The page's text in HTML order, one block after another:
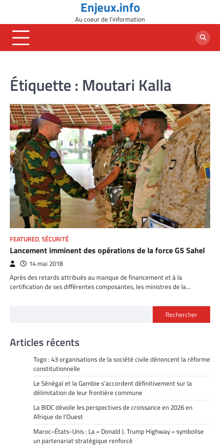
content
Enjeux.info
Au coeur de l'information
Étiquette : Moutari Kalla
FEATURED, SÉCURITÉ
Lancement imminent des opérations de la force G5 Sahel
14 mai 2018
Après des retards attribués au manque de financement et à la
certification de ses différentes composantes, les ministres de la…
Rechercher
Articles récents
Togo : 43 organisations de la société civile dénoncent la réforme
constitutionnelle
Le Sénégal et la Gambie s’accordent définitivement sur la
délimitation de leur frontière commune
La BIDC dévoile les perspectives de croissance en 2026 en
Afrique de l’Ouest
Maroc–États-Unis : La « Donald J. Trump Highway » symbolise
un partenariat stratégique renforcé